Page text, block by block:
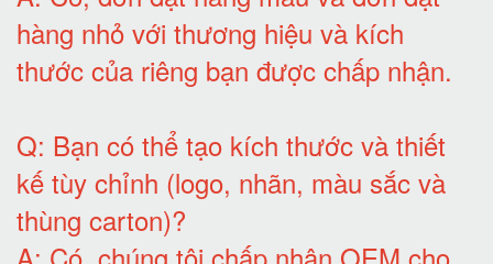
hàng nhỏ với thương hiệu và kích
thước của riêng bạn được chấp nhận.
Q: Bạn có thể tạo kích thước và thiết
kế tùy chỉnh (logo, nhãn, màu sắc và
thùng carton)?